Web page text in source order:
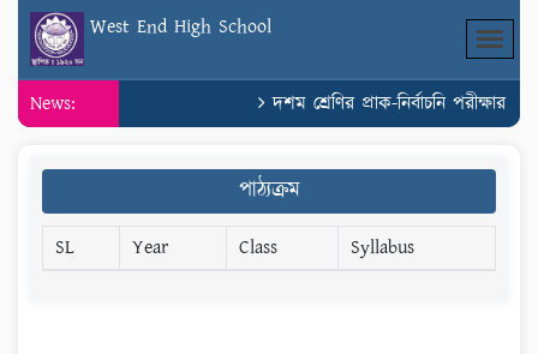
West End High School
News: দশম শ্রেণির প্রাক-নির্বাচনি পরীক্ষার
পাঠ্যক্রম
SL Year Class Syllabus